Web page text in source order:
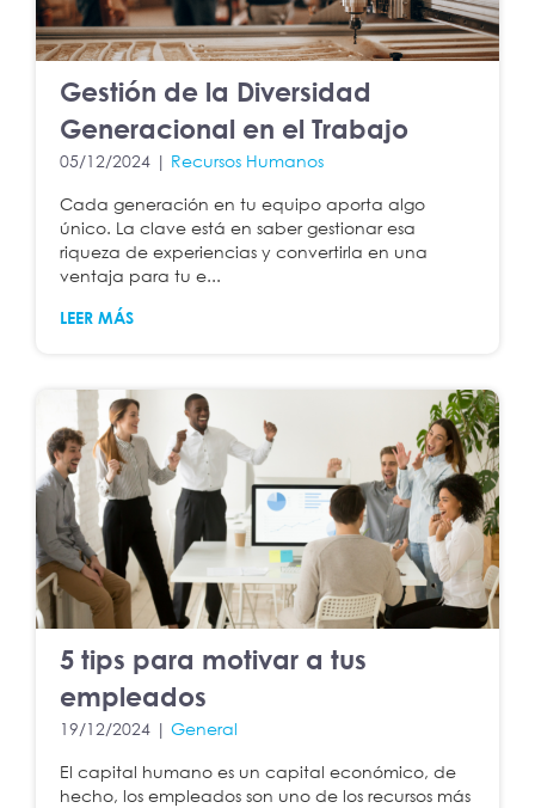
Gestión de la Diversidad
Generacional en el Trabajo
05/12/2024 | Recursos Humanos
Cada generación en tu equipo aporta algo
único. La clave está en saber gestionar esa
riqueza de experiencias y convertirla en una
ventaja para tu e...
LEER MÁS
5 tips para motivar a tus
empleados
19/12/2024 | General
El capital humano es un capital económico, de
hecho, los empleados son uno de los recursos más